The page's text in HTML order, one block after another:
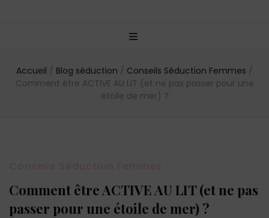
Accueil / Blog séduction / Conseils Séduction Femmes /
Comment être ACTIVE AU LIT (et ne pas passer pour une
étoile de mer) ?
Comment être ACTIVE AU LIT (et ne pas
passer pour une étoile de mer) ?